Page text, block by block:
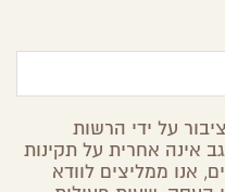
על ידי הרשות
אינה אחרית על תקינות
אנו ממליצים לוודא